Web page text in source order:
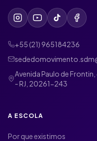
+55 (21) 965184236
Avenida Paulo de
- RJ, 20261-243
A ESCOLA
Por que existimos